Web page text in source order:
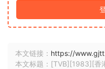
本文链接： https://
本文标题：[TVB][1983][香